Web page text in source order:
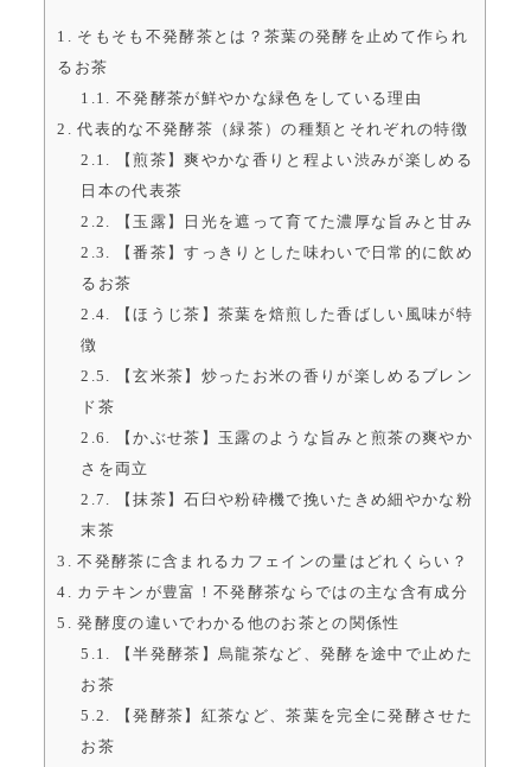
1. そもそも不発酵茶とは？茶葉の発酵を止めて作られ
るお茶
1.1. 不発酵茶が鮮やかな緑色をしている理由
2. 代表的な不発酵茶（緑茶）の種類とそれぞれの特徴
2.1.
【煎茶】爽やかな香りと程よい渋みが楽しめる
日本の代表茶
2.2.
【玉露】日光を遮って育てた濃厚な旨みと甘み
2.3.
【番茶】すっきりとした味わいで日常的に飲め
るお茶
2.4.
【ほうじ茶】茶葉を焙煎した香ばしい風味が特
徴
2.5.
【玄米茶】炒ったお米の香りが楽しめるブレン
ド茶
2.6.
【かぶせ茶】玉露のような旨みと煎茶の爽やか
さを両立
2.7.
【抹茶】石臼や粉砕機で挽いたきめ細やかな粉
末茶
3. 不発酵茶に含まれるカフェインの量はどれくらい？
4. カテキンが豊富！不発酵茶ならではの主な含有成分
5. 発酵度の違いでわかる他のお茶との関係性
5.1.
【半発酵茶】烏龍茶など、発酵を途中で止めた
お茶
5.2.
【発酵茶】紅茶など、茶葉を完全に発酵させた
お茶